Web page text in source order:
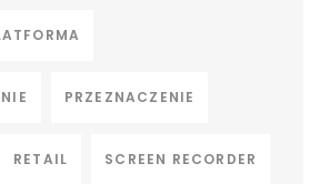
PRZEZNACZENIE
RETAIL SCREEN RECORDER